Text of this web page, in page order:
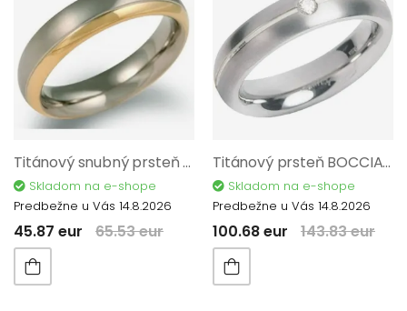
Titánový snubný prsteň BOCCIA TITANIUM 0130-0854
Skladom na e-shope
Predbežne u Vás 14.8.2026
45.87 eur 65.53 eur
Titánový prsteň BOCCIA TITANIUM s diamantmi 0130-0553
Skladom na e-shope
Predbežne u Vás 14.8.2026
100.68 eur 143.83 eur